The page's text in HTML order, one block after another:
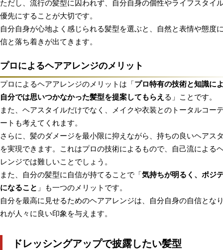
ただし、流行の髪型に囚われず、自分自身の個性やライフスタイ
優先にすることが大切です。
自分自身が心地よく感じられる髪型を選ぶと、自然と表情や態度
信と落ち着きが出てきます。
プロによるヘアアレンジのメリット
プロによるヘアアレンジのメリットは「プロ特有の技術と知識に
自分では思いつかなかった髪型を提案してもらえ る」ことです。
また、ヘアスタイルだけでなく、メイクや衣装とのトータルコー
ートも考えてくれます。
さらに、髪のダメージを最小限に抑えながら、持ちの良いヘアス
を実現できます。これはプロの技術によるもので、自己流による
レンジでは難しいことでしょう。
また、自分の髪型に自信が持てることで「気持ちが明るく、ポジ
になること 」も一つのメリットです。
自分を最高に見せるためのヘアアレンジは、自分自身の自信とな
れが人々に良い印象を与えます。
ドレッシングアップで披露したい髪型